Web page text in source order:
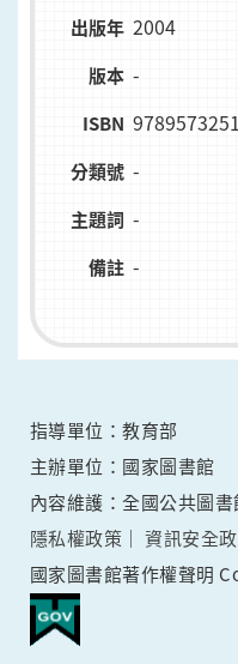
出版年 2004
版本 -
ISBN
分類號 -
主題詞 -
備註 -
指導單位：教育部
主辦單位：國家圖書館
內容維護：全國公共圖書
隱私權政策
資訊安全
國家圖書館著作權聲明